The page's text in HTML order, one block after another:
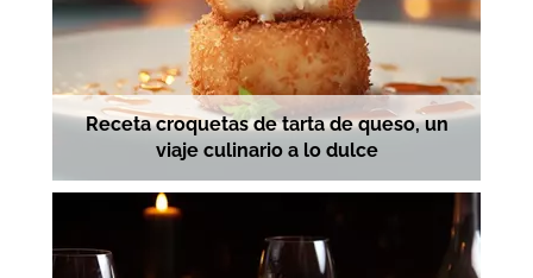
Receta croquetas de tarta de queso, un
viaje culinario a lo dulce